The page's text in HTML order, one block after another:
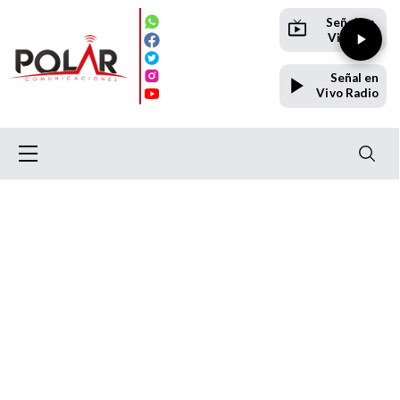
Señal en
Vivo TV
Señal en
Vivo Radio